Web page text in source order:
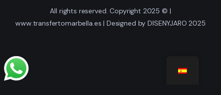
All rights reserved. Copyright 2025 © |
www.transfertomarbella.es | Designed by DISENYJARO 2025